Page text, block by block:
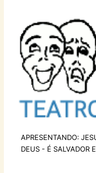
APRESENTANDO:
DEUS - É SALVADOR